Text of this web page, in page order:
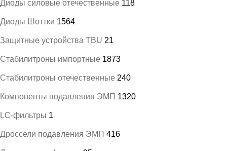
Диоды силовые отечественные 118
Диоды Шоттки 1564
Защитные устройства TBU 21
Стабилитроны импортные 1873
Стабилитроны отечественные 240
Компоненты подавления ЭМП 1320
LC-фильтры 1
Дроссели подавления ЭМП 416